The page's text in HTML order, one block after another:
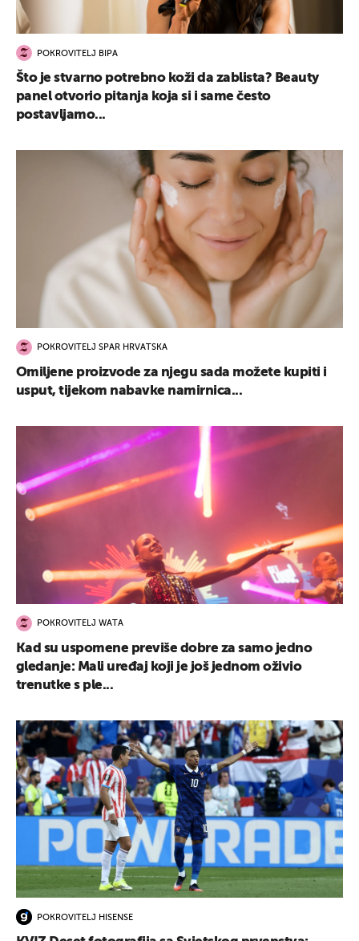
POKROVITELJ BIPA
Što je stvarno potrebno koži da zablista? Beauty
panel otvorio pitanja koja si i same često
postavljamo...
POKROVITELJ SPAR HRVATSKA
Omiljene proizvode za njegu sada možete kupiti i
usput, tijekom nabavke namirnica...
POKROVITELJ WATA
Kad su uspomene previše dobre za samo jedno
gledanje: Mali uređaj koji je još jednom oživio
trenutke s ple...
POKROVITELJ HISENSE
UKLJUČITE NOTIFIKACIJE